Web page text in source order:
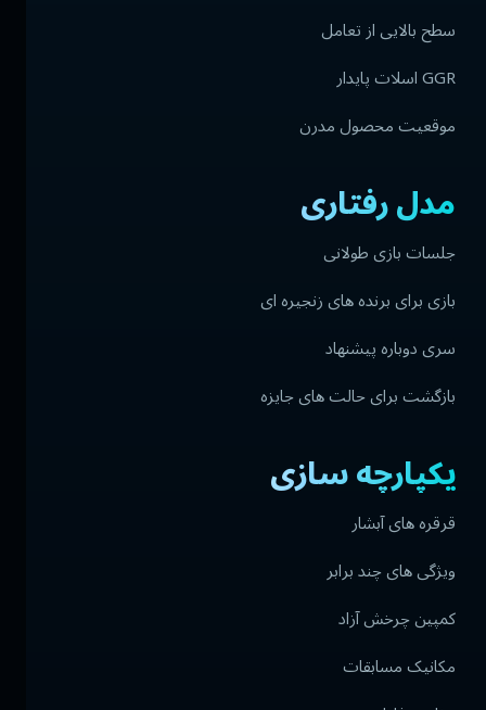
سطح بالایی از تعامل
GGR اسلات پایدار
موقعیت محصول مدرن
مدل رفتاری
جلسات بازی طولانی
بازی برای برنده های زنجیره ای
سری دوباره پیشنهاد
بازگشت برای حالت های جایزه
یکپارچه سازی
قرقره های آبشار
ویژگی های چند برابر
کمپین چرخش آزاد
مکانیک مسابقات